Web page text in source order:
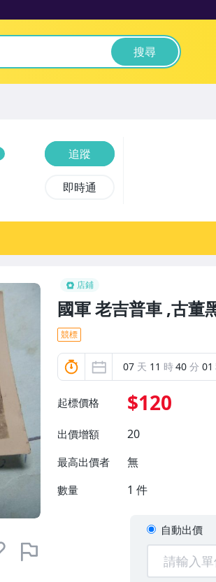
搜尋
店鋪
國軍 老吉普車 ,古董
競標
07 天 11 時40 分 00
起標價格 $120
出價增額 20
最高出價者 無
數量 1 件
自動出價
追蹤
即時通